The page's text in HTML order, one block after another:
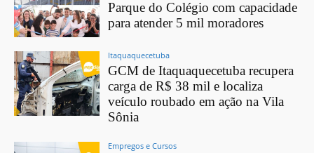
Parque do Colégio com capacidade
para atender 5 mil moradores
Itaquaquecetuba
GCM de Itaquaquecetuba recupera
carga de R$ 38 mil e localiza
veículo roubado em ação na Vila
Sônia
Empregos e Cursos